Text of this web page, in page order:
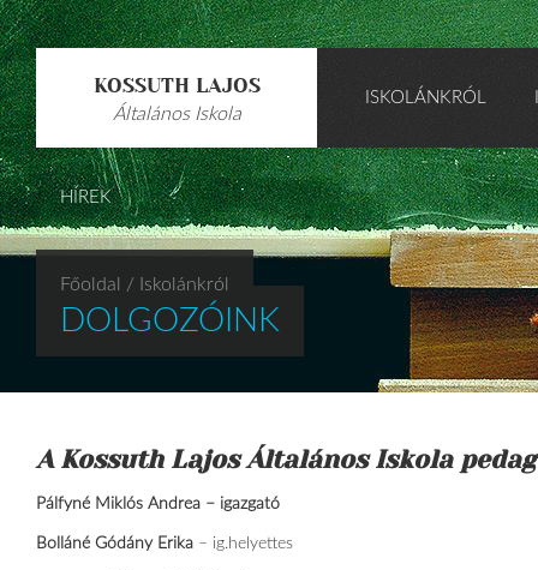
KOSSUTH LAJOS
Általános Iskola
ISKOLÁNKRÓL
HÍREK
Főoldal / Iskolánkról
DOLGOZÓINK
A Kossuth Lajos Általános Iskola
Pálfyné Miklós Andrea – igazgató
Bolláné Gódány Erika – ig.helyettes